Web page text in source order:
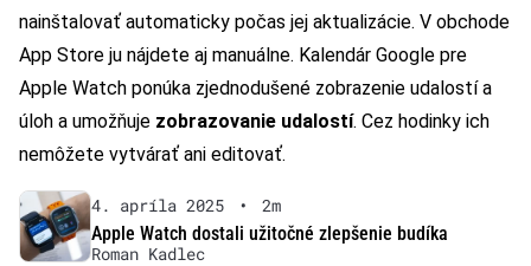
nainštalovať automaticky počas jej aktualizácie. V obchode
App Store ju nájdete aj manuálne. Kalendár Google pre
Apple Watch ponúka zjednodušené zobrazenie udalostí a
úloh a umožňuje zobrazovanie udalostí. Cez hodinky ich
nemôžete vytvárať ani editovať.
4. apríla 2025 •
2m
Apple Watch dostali užitočné zlepšenie budíka
Roman Kadlec